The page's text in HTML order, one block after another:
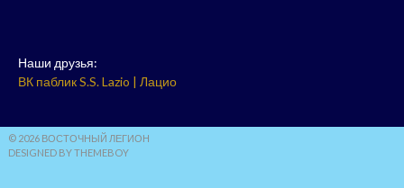
Наши друзья:
ВК паблик S.S. Lazio | Лацио
© 2026 ВОСТОЧНЫЙ ЛЕГИОН
DESIGNED BY THEMEBOY